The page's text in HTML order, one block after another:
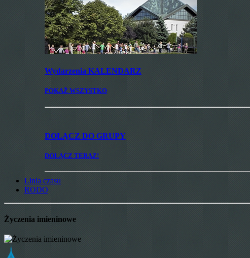
Wydarzenia KALENDARZ
POKAŻ WSZYSTKO
DOŁĄCZ DO GRUPY
DOŁĄCZ TERAZ!
Linia czasu
RODO
Życzenia imieninowe